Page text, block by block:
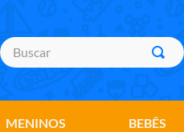
Buscar
MENINOS BEBÊS